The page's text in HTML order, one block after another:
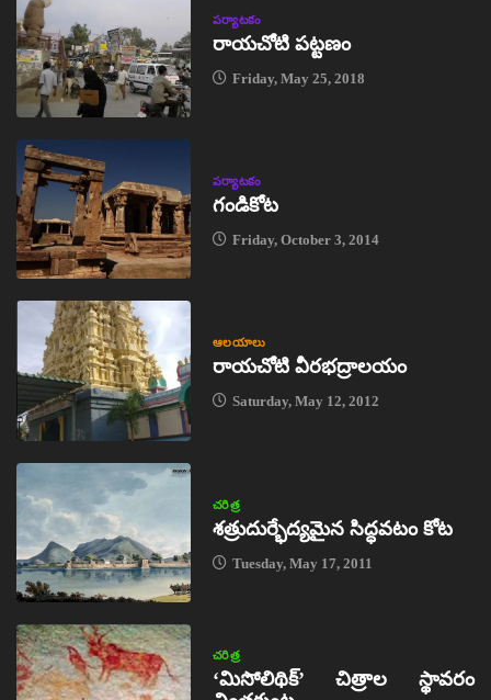
పర్యాటకం
రాయచోటి పట్టణం
Friday, May 25, 2018
పర్యాటకం
గండికోట
Friday, October 3, 2014
ఆలయాలు
రాయచోటి వీరభద్రాలయం
Saturday, May 12, 2012
చరిత్ర
శత్రుదుర్భేద్యమైన సిద్ధవటం కోట
Tuesday, May 17, 2011
చరిత్ర
‘మిసోలిథిక్‌’ చిత్రాల స్థావరం